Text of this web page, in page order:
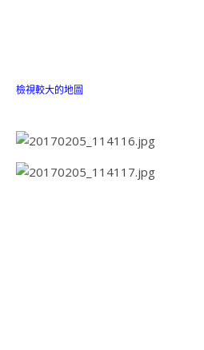
檢視較大的地圖